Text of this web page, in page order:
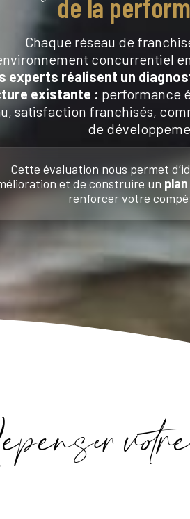
de la
Chaque réseau de
concurrentiel
experts réalisent un
existante : performance
satisfaction franchisés,
de
Cette évaluation nous permet
et de construire un
renforcer votre